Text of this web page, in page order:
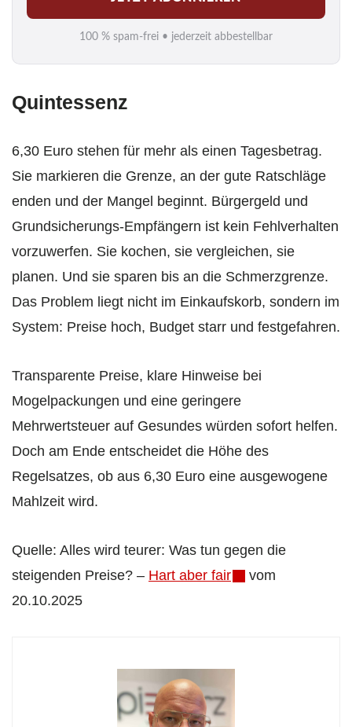
i
l
*
100 % spam-frei • jederzeit abbestellbar
Quintessenz
6,30 Euro stehen für mehr als einen Tagesbetrag.
Sie markieren die Grenze, an der gute Ratschläge
enden und der Mangel beginnt. Bürgergeld und
Grundsicherungs-Empfängern ist kein Fehlverhalten
vorzuwerfen. Sie kochen, sie vergleichen, sie
planen. Und sie sparen bis an die Schmerzgrenze.
Das Problem liegt nicht im Einkaufskorb, sondern im
System: Preise hoch, Budget starr und festgefahren.
Transparente Preise, klare Hinweise bei
Mogelpackungen und eine geringere
Mehrwertsteuer auf Gesundes würden sofort helfen.
Doch am Ende entscheidet die Höhe des
Regelsatzes, ob aus 6,30 Euro eine ausgewogene
Mahlzeit wird.
Quelle: Alles wird teurer: Was tun gegen die
steigenden Preise? – Hart aber fair
vom
20.10.2025